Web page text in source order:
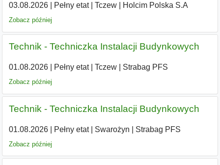
03.08.2026| Pełny etat| Tczew| Holcim Polska S.A
Zobacz później
Technik - Techniczka Instalacji Budynkowych
01.08.2026| Pełny etat| Tczew| Strabag PFS
Zobacz później
Technik - Techniczka Instalacji Budynkowych
01.08.2026| Pełny etat| Swarożyn Strabag PFS
Zobacz później